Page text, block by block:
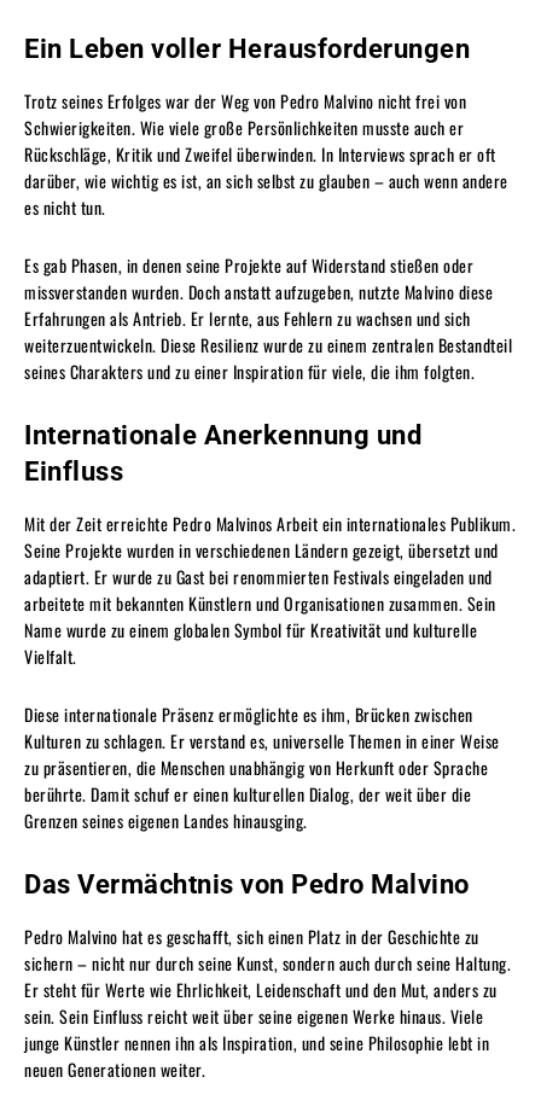
Ein Leben voller Herausforderungen
Trotz seines Erfolges war der Weg von Pedro Malvino nicht frei von
Schwierigkeiten. Wie viele große Persönlichkeiten musste auch er
Rückschläge, Kritik und Zweifel überwinden. In Interviews sprach er oft
darüber, wie wichtig es ist, an sich selbst zu glauben – auch wenn andere
es nicht tun.
Es gab Phasen, in denen seine Projekte auf Widerstand stießen oder
missverstanden wurden. Doch anstatt aufzugeben, nutzte Malvino diese
Erfahrungen als Antrieb. Er lernte, aus Fehlern zu wachsen und sich
weiterzuentwickeln. Diese Resilienz wurde zu einem zentralen Bestandteil
seines Charakters und zu einer Inspiration für viele, die ihm folgten.
Internationale Anerkennung und
Einfluss
Mit der Zeit erreichte Pedro Malvinos Arbeit ein internationales Publikum.
Seine Projekte wurden in verschiedenen Ländern gezeigt, übersetzt und
adaptiert. Er wurde zu Gast bei renommierten Festivals eingeladen und
arbeitete mit bekannten Künstlern und Organisationen zusammen. Sein
Name wurde zu einem globalen Symbol für Kreativität und kulturelle
Vielfalt.
Diese internationale Präsenz ermöglichte es ihm, Brücken zwischen
Kulturen zu schlagen. Er verstand es, universelle Themen in einer Weise
zu präsentieren, die Menschen unabhängig von Herkunft oder Sprache
berührte. Damit schuf er einen kulturellen Dialog, der weit über die
Grenzen seines eigenen Landes hinausging.
Das Vermächtnis von Pedro Malvino
Pedro Malvino hat es geschafft, sich einen Platz in der Geschichte zu
sichern – nicht nur durch seine Kunst, sondern auch durch seine Haltung.
Er steht für Werte wie Ehrlichkeit, Leidenschaft und den Mut, anders zu
sein. Sein Einfluss reicht weit über seine eigenen Werke hinaus. Viele
junge Künstler nennen ihn als Inspiration, und seine Philosophie lebt in
neuen Generationen weiter.